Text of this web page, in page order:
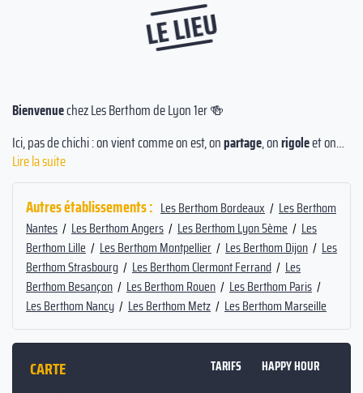
LE LIEU
Bienvenuechez Les Berthom de Lyon 1er 🍻
Ici, pas de chichi : on vient comme on est, onpartage, onrigoleet on
passe unbon moment
conviviale
✨ Uneatmosphère cosy, décontractée et sans prétention
🍺 Uneexpérience authentiqueautour de bières artisanales, de
cocktails maison, devins soigneusement sélectionnés et de
gourmands.
gourmandes, à partager entre amis
🤝 Uneéquipe passionnée
, attentive et toujours aux petits soins
Lire la suite
Autres établissements : Les Berthom Bordeaux / Les Berthom
Nantes / Les Berthom Angers / Les Berthom Lyon 5ème / Les
Berthom Lille / Les Berthom Montpellier / Les Berthom Dijon / Les
Berthom Strasbourg / Les Berthom Clermont Ferrand / Les
Berthom Besançon / Les Berthom Rouen / Les Berthom Paris /
Les Berthom Nancy / Les Berthom Metz / Les Berthom Marseille
CARTE TARIFS HAPPY HOUR